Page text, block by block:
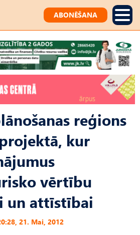
ABONĒŠANA
reģions
kur
vērtību
un attīstībai
21. Mai, 2012